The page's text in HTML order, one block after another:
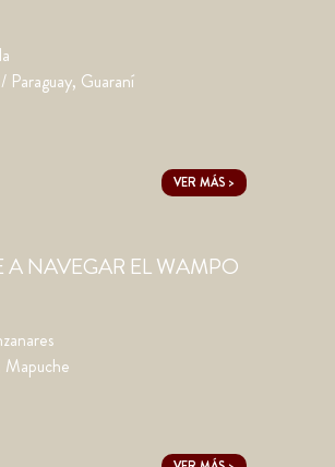
Paraguay, Guaraní
VER MÁS >
A NAVEGAR EL WAMPO